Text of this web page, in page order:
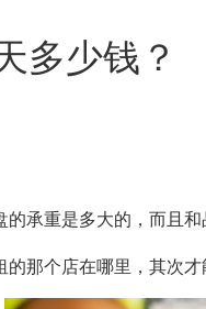
多少钱？
承重是多大的，而且和
那个店在哪里，其次